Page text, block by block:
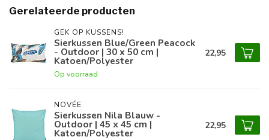
Gerelateerde producten
GEK OP KUSSENS!
Sierkussen Blue/Green Peacock
- Outdoor | 30 x 50 cm |
Katoen/Polyester
Op voorraad
22,95
NOVÉE
Sierkussen Nila Blauw -
Outdoor | 45 x 45 cm |
Katoen/Polyester
22,95